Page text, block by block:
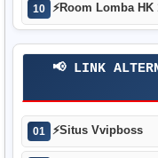
10 ⚡Room Lomba HK
📢 LINK
01 ⚡Situs Vvipboss